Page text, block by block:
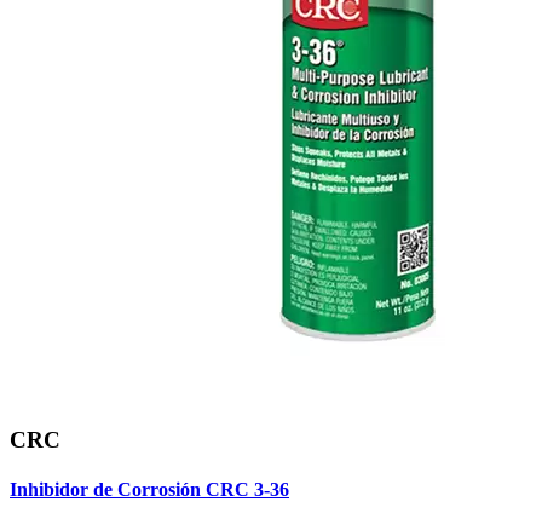
CRC
Inhibidor de Corrosión CRC 3-36